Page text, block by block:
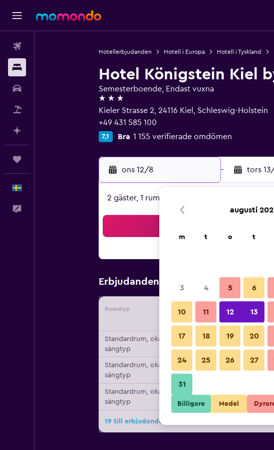
Hotellerbjudanden Hotell i Europa Hotell i Tyskland
Hotel Königstein Kiel
Semesterboende, Endast vuxna
3 stjärnor
Kieler Strasse 2, 24116 Kiel, Schleswig-Holstein
+49 431 585 100
7,1 Bra 1 155 verifierade omdömen
ons 12/8 - tors
2 gäster, 1 rum
Erbjudanden från Billigaste Pris
Rumstyp Leverantör
Per natt
Standardrum, okänd
sängtyp
556 kr
Standardrum, okänd
sängtyp
593 kr
Standardrum, okänd
sängtyp
631 kr
19 till erbjudanden för Hotel Königstein Kiel by
augusti
m t o t
3 4 5 6
10 11 12 13
17 18 19 20
24 25 26 27
31
Billigare Medel